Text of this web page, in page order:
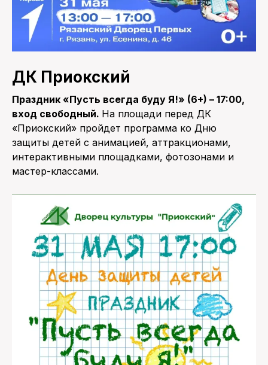
ДК Приокский
Праздник «Пусть всегда буду Я!» (6+) – 17:00,
вход свободный. На площади перед ДК
«Приокский» пройдет программа ко Дню
защиты детей с анимацией, аттракционами,
интерактивными площадками, фотозонами и
мастер-классами.